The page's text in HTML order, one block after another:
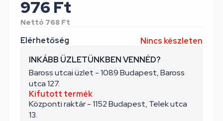
Elérhetőség
Nincs készleten
INKÁBB ÜZLETÜNKBEN VENNÉD?
Baross utcai üzlet - 1089 Budapest, Baross
utca 127.
Kifutott termék
Központi raktár - 1152 Budapest, Telek utca
13.
976 Ft
Nettó 768 Ft